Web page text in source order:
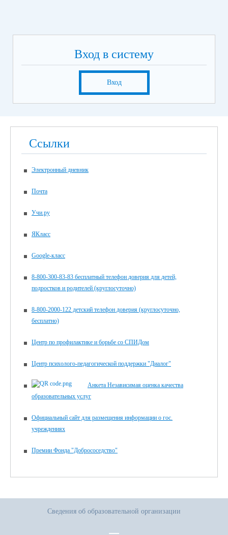
Вход в систему
Вход
Ссылки
Электронный дневник
Почта
Учи.ру
ЯКласс
Google-класс
8-800-300-83-83 бесплатный телефон доверия для детей,
подростков и родителей (круглосуточно)
8-800-2000-122 детский телефон доверия (круглосуточно,
бесплатно)
Центр по профилактике и борьбе со СПИДом
Центр психолого-педагогической поддержки "Диалог"
Анкета Независимая оценка качества
образовательных услуг
Официальный сайт для размещения информации о гос.
учреждениях
Премии Фонда "Добрососедство"
Сведения об образовательной организации